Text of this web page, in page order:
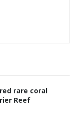
rare coral
Reef